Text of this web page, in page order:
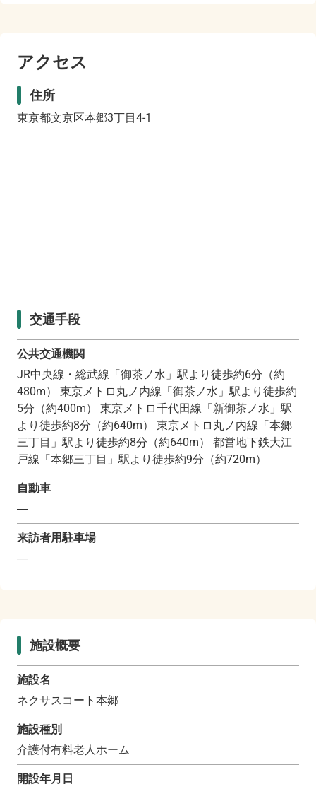
アクセス
住所
東京都文京区本郷3丁目4-1
交通手段
公共交通機関
JR中央線・総武線「御茶ノ水」駅より徒歩約6分（約
480m） 東京メトロ丸ノ内線「御茶ノ水」駅より徒歩約
5分（約400m） 東京メトロ千代田線「新御茶ノ水」駅
より徒歩約8分（約640m） 東京メトロ丸ノ内線「本郷
三丁目」駅より徒歩約8分（約640m） 都営地下鉄大江
戸線「本郷三丁目」駅より徒歩約9分（約720m）
自動車
―
来訪者用駐車場
―
施設概要
施設名
ネクサスコート本郷
施設種別
介護付有料老人ホーム
開設年月日